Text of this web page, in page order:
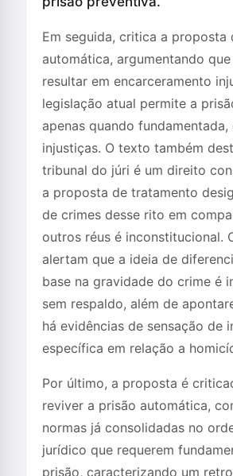
Em seguida, critica a proposta
automática, argumentando
resultar em encarceramento
legislação atual permite a
apenas quando
injustiças. O texto também
tribunal do júri é um direito
a proposta de tratamento
de crimes desse rito em
outros réus é inconstitucional.
alertam que a ideia de
base na gravidade do crime é
sem respaldo, além de
há evidências de sensação de
específica em relação a
Por último, a proposta é
reviver a prisão automática,
normas já consolidadas no
jurídico que requerem
prisão, caracterizando um